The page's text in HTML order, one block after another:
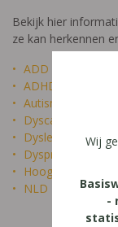
Bekijk hier
ze kan herkennen
ADD
ADHD
Autisme
Dyscalculie
Dyslexie
Dyspraxie
Hoogbegaafdheid
NLD
Wij
-